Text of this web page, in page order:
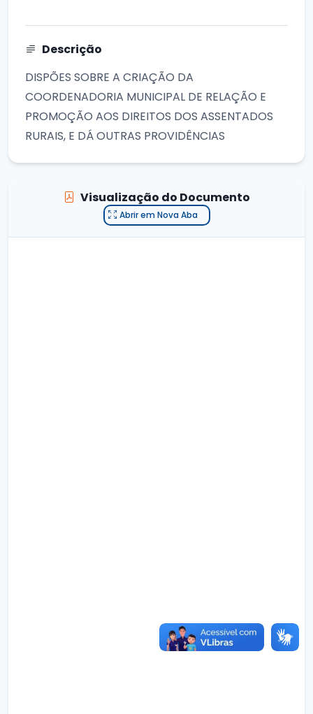
Descrição
DISPÕES SOBRE A CRIAÇÃO DA
COORDENADORIA MUNICIPAL DE RELAÇÃO E
PROMOÇÃO AOS DIREITOS DOS ASSENTADOS
RURAIS, E DÁ OUTRAS PROVIDÊNCIAS
Visualização do Documento
Abrir em Nova Aba